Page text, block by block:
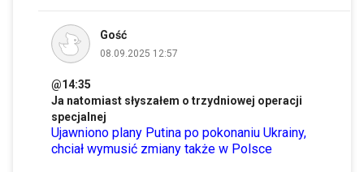
Gość
08.09.2025 12:57
@14:35
Ja natomiast słyszałem o trzydniowej operacji
specjalnej
Ujawniono plany Putina po pokonaniu Ukrainy,
chciał wymusić zmiany także w Polsce